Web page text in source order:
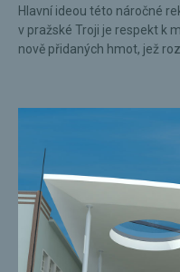
Hlavní ideou této náročné
v pražské Troji je respekt k
nově přidaných hmot, jež